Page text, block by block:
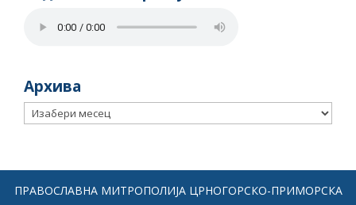
Архива
Архива
ПРАВОСЛАВНА МИТРОПОЛИЈА ЦРНОГОРСКО-ПРИМОРСКА